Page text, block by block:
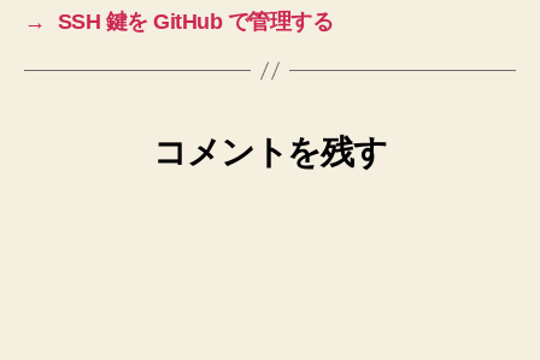
→
SSH 鍵を GitHub で管理する
コメントを残す